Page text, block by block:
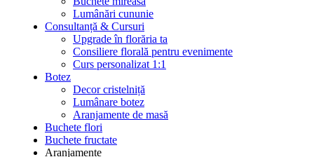
Lumânări cununie
Consultanță & Cursuri
Upgrade în florăria ta
Consiliere florală pentru evenimente
Curs personalizat 1:1
Botez
Decor cristelniță
Lumânare botez
Aranjamente de masă
Buchete flori
Buchete fructate
Aranjamente